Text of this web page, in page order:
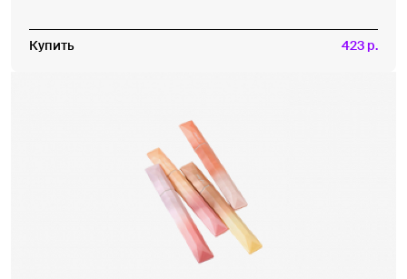
Купить 423 р.